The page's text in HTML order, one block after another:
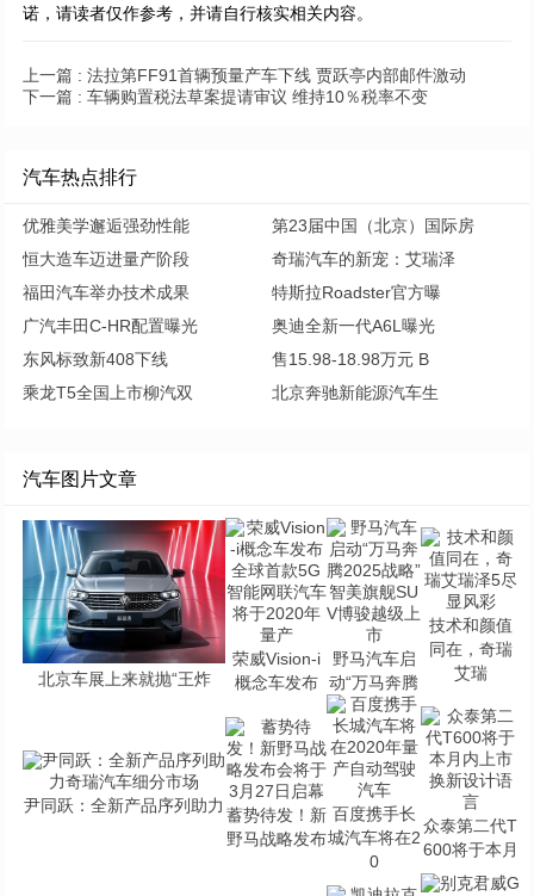
诺，请读者仅作参考，并请自行核实相关内容。
上一篇 : 法拉第FF91首辆预量产车下线 贾跃亭内部邮件激动
下一篇 : 车辆购置税法草案提请审议 维持10％税率不变
汽车热点排行
优雅美学邂逅强劲性能
第23届中国（北京）国际房
恒大造车迈进量产阶段
奇瑞汽车的新宠：艾瑞泽
福田汽车举办技术成果
特斯拉Roadster官方曝
广汽丰田C-HR配置曝光
奥迪全新一代A6L曝光
东风标致新408下线
售15.98-18.98万元 B
乘龙T5全国上市柳汽双
北京奔驰新能源汽车生
汽车图片文章
北京车展上来就抛“王炸
荣威Vision-i
概念车发布
野马汽车启
动“万马奔腾
技术和颜值
同在，奇瑞
艾瑞
尹同跃：全新产品序列助力 蓄势待发！新
野马战略发布
百度携手长
城汽车将在2
0
众泰第二代T
600将于本月